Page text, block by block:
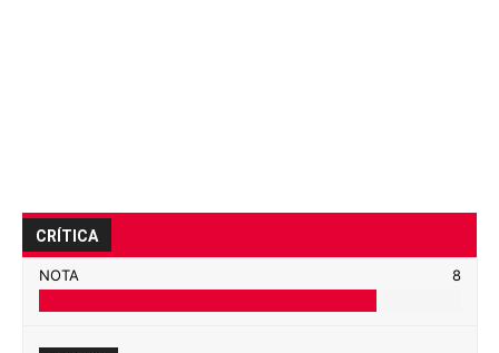
CRÍTICA
NOTA 8